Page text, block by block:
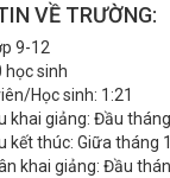
VỀ TRƯỜNG:
9-12
học sinh
Học sinh: 1:21
khai giảng: Đầu
kết thúc: Giữa tháng
khai giảng: Đầu